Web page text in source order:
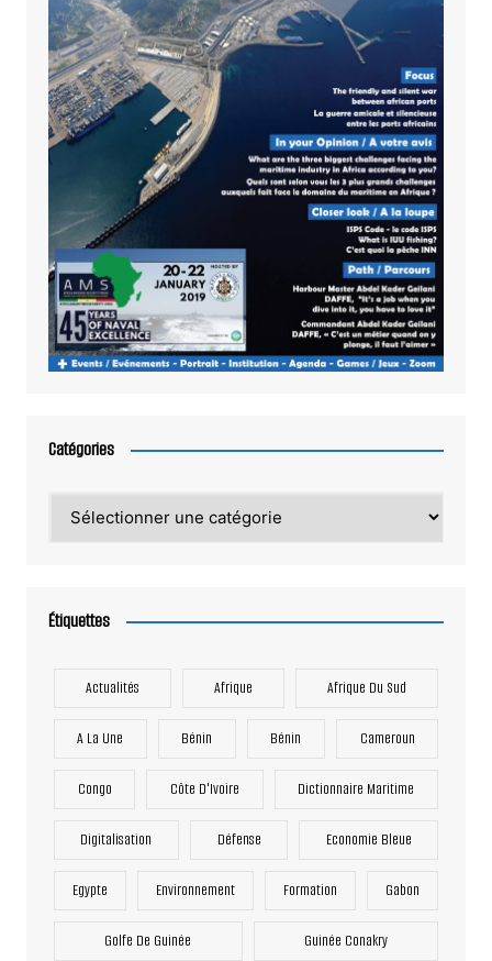
Catégories
Étiquettes
Actualités Afrique Afrique Du Sud
A La Une Bénin Bénin Cameroun
Congo Côte D'Ivoire Dictionnaire Maritime
Digitalisation Défense Economie Bleue
Egypte Environnement Formation Gabon
Golfe De Guinée Guinée Conakry